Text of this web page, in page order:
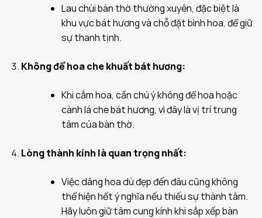
Lau chùi bàn thờ thường xuyên, đặc biệt là
khu vực bát hương và chỗ đặt bình hoa, để giữ
sự thanh tịnh.
Không để hoa che khuất bát hương:
Khi cắm hoa, cần chú ý không để hoa hoặc
cành lá che bát hương, vì đây là vị trí trung
tâm của bàn thờ.
Lòng thành kính là quan trọng nhất:
Việc dâng hoa dù đẹp đến đâu cũng không
thể hiện hết ý nghĩa nếu thiếu sự thành tâm.
Hãy luôn giữ tâm cung kính khi sắp xếp bàn